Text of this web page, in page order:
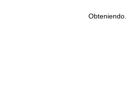
Obteniendo...